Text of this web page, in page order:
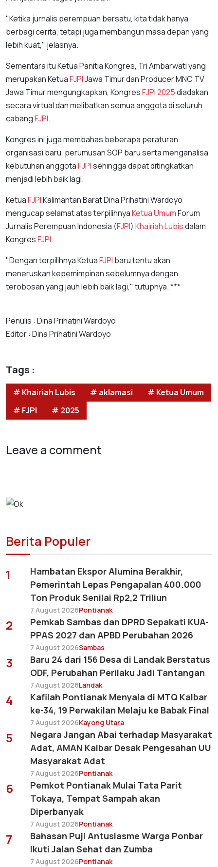
"Ketika jurnalis perempuan bersatu, kita tidak hanya
berbagi cerita, tetapi juga membangun masa depan yang
lebih kuat," jelasnya.
Sementara itu Ketua Panitia Kongres, Tri Ambarwati yang
merupakan KetuaFJPIJawa Timur dan Producer MNC TV
Jawa Timur mengungkapkan, KongresFJPI2025diadakan
secara virtual dan melibatkan semua anggota di seluruh
cabangFJPI.
Kongres ini juga membahas beberapa peraturan
organisasi baru, perumusan SOP baru serta menganalisa
kebutuhan anggotaFJPIsehingga dapat ditingkatkan
menjadi lebih baik lagi.
KetuaFJPIKalimantan Barat Dina Prihatini Wardoyo
mengucap selamat atas terpilihnyaKetua UmumForum
Jurnalis Perempuan Indonesia (FJPI) Khairiah Lubisdalam
KongresFJPI.
"Dengan terpilihnya KetuaFJPI baru tentu akan
meneruskan kepemimpinan sebelumnya dengan
terobosan yang jauh lebih baik lagi," tutupnya. ***
Penulis : Dina Prihatini Wardoyo
Editor : Dina Prihatini Wardoyo
Tags :
# Khairiah Lubis # aklamasi
# Ketua Umum
# FJPI
# 2025
Leave a comment
Berita Populer
1
Hambatan Ekspor Alumina Berakhir,
Pemerintah Lepas Pengapalan 400.000
Ton Produk Senilai Rp2,2 Triliun
7 August 2026Pontianak
2
Pemkab Sambas dan DPRD Sepakati KUA-
PPAS 2027 dan APBD Perubahan 2026
7 August 2026Sambas
3
Baru 24 dari 156 Desa di Landak Berstatus
ODF, Perubahan Perilaku Jadi Tantangan
7 August 2026Landak
4
Kafilah Pontianak Menyala di MTQ Kalbar
ke-34, 19 Perwakilan Melaju ke Babak Final
7 August 2026Kayong Utara
5
Negara Jangan Abai terhadap Masyarakat
Adat, AMAN Kalbar Desak Pengesahan UU
Masyarakat Adat
7 August 2026Pontianak
6
Pemkot Pontianak Mulai Tata Parit
Tokaya, Tempat Sampah akan
Diperbanyak
7 August 2026Pontianak
7
Bahasan Puji Antusiasme Warga Ponbar
Ikuti Jalan Sehat dan Zumba
7 August 2026Pontianak